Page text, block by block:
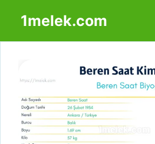
1melek.com